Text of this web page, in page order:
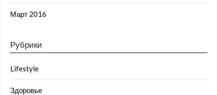
Март 2016
Рубрики
Lifestyle
Здоровье